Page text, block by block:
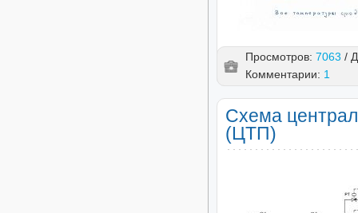
Просмотров: 7063 /
Комментарии: 1
Схема
(ЦТП)